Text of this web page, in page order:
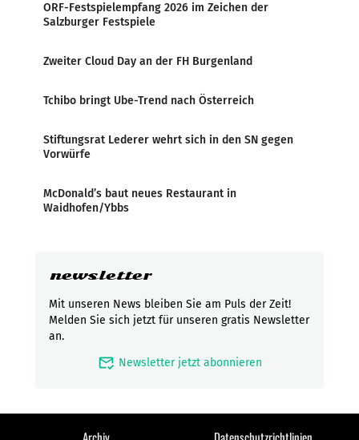
ORF-Festspielempfang 2026 im Zeichen der
Salzburger Festspiele
Zweiter Cloud Day an der FH Burgenland
Tchibo bringt Ube-Trend nach Österreich
Stiftungsrat Lederer wehrt sich in den SN gegen
Vorwürfe
McDonald’s baut neues Restaurant in
Waidhofen/Ybbs
newsletter
Mit unseren News bleiben Sie am Puls der Zeit!
Melden Sie sich jetzt für unseren gratis Newsletter
an.
mark_email_read Newsletter jetzt abonnieren